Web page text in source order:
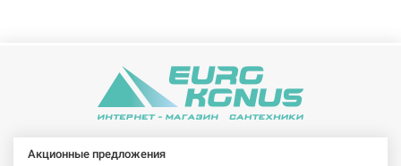
обратный
мембранный
3/4" (KL22)
Акционные предложения